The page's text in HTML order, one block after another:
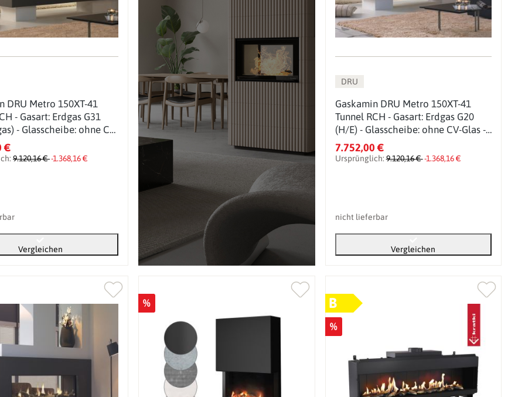
DRU Metro 150XT-41
- Gasart: Erdgas G31
- Glasscheibe: ohne CV-
(PV): ohne
€
9.120,16 €-1.368,16 €
Vergleichen
DRU
Gaskamin DRU Metro 150XT-41
Tunnel RCH - Gasart: Erdgas G20
(H/E) - Glasscheibe: ohne CV-Glas -
PowerVent (PV): ohne
7.752,00 €
Ursprünglich:9.120,16 €-1.368,16 €
nicht lieferbar
Vergleichen
% B
%